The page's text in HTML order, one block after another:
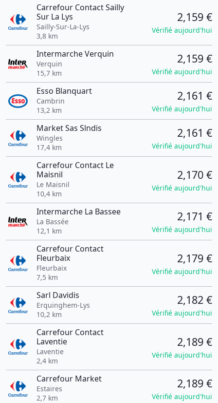
Carrefour Contact Sailly
Sur La Lys
Sailly-Sur-La-Lys
3,8 km
2,159 €
Vérifié aujourd'hui
Intermarche Verquin
Verquin
15,7 km
2,159 €
Vérifié aujourd'hui
Esso Blanquart
Cambrin
13,2 km
2,161 €
Vérifié aujourd'hui
Market Sas Slndis
Wingles
17,4 km
2,161 €
Vérifié aujourd'hui
Carrefour Contact Le
Maisnil
Le Maisnil
10,4 km
2,170 €
Vérifié aujourd'hui
Intermarche La Bassee
La Bassée
12,1 km
2,171 €
Vérifié aujourd'hui
Carrefour Contact
Fleurbaix
Fleurbaix
7,5 km
2,179 €
Vérifié aujourd'hui
Sarl Davidis
Erquinghem-Lys
10,2 km
2,182 €
Vérifié aujourd'hui
Carrefour Contact
Laventie
Laventie
2,4 km
2,189 €
Vérifié aujourd'hui
Carrefour Market
Estaires
2,7 km
2,189 €
Vérifié aujourd'hui